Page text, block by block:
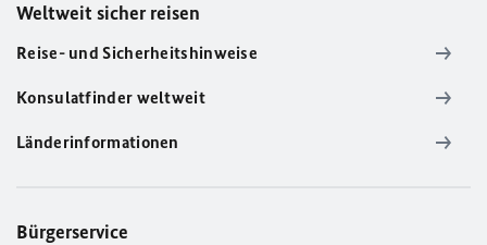
Weltweit sicher reisen
Reise- und Sicherheitshinweise
Konsulatfinder weltweit
Länderinformationen
Bürgerservice